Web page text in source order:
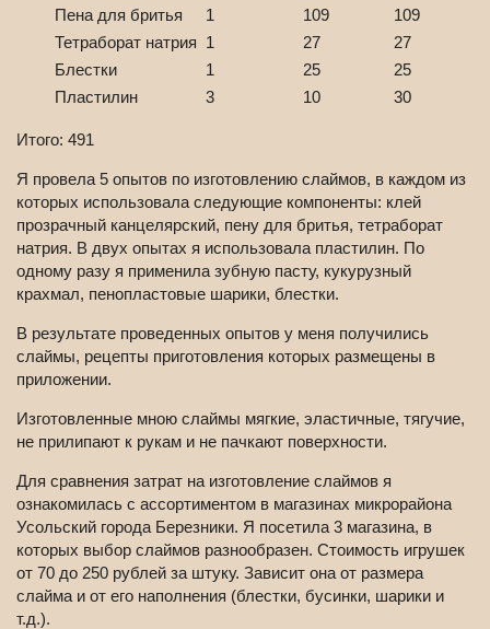
Пена для бритья
1 109
109
Тетраборат натрия 1 27
27
Блестки
1 25
25
Пластилин
3 10 30
Итого: 491
Я провела 5 опытов по изготовлению слаймов, в каждом из
которых использовала следующие компоненты: клей
прозрачный канцелярский, пену для бритья, тетраборат
натрия. В двух опытах я использовала пластилин. По
одному разу я применила зубную пасту, кукурузный
крахмал, пенопластовые шарики, блестки.
В результате проведенных опытов у меня получились
слаймы, рецепты приготовления которых размещены в
приложении.
Изготовленные мною слаймы мягкие, эластичные, тягучие,
не прилипают к рукам и не пачкают поверхности.
Для сравнения затрат на изготовление слаймов я
ознакомилась с ассортиментом в магазинах микрорайона
Усольский города Березники. Я посетила 3 магазина, в
которых выбор слаймов разнообразен. Стоимость игрушек
от 70 до 250 рублей за штуку. Зависит она от размера
слайма и от его наполнения (блестки, бусинки, шарики и
т.д.).